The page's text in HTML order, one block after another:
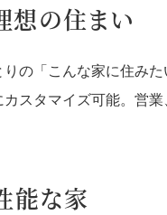
想の住まい
の「こんな家に住み
スタマイズ可能。営
能な家